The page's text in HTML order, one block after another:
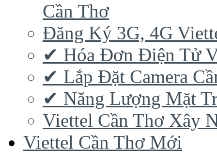
Cần Thơ
Đăng Ký 3G, 4G
✔‎ Hóa Đơn Điện Tử
✔‎ Lắp Đặt Camera
✔‎ Năng Lượng Mặt
Viettel Cần Thơ Xây
Viettel Cần Thơ Mới